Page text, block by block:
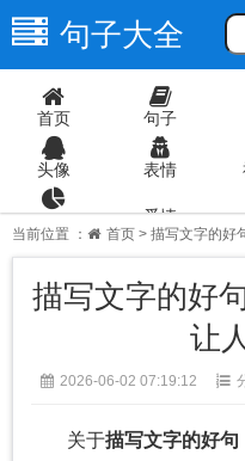
句子大全
首页 句子
头像 表情
爱情
当前位置 ： 首页 > 描写文字的好
描写文字的好
让
2026-06-02 07:19:12
关于描写文字的好句